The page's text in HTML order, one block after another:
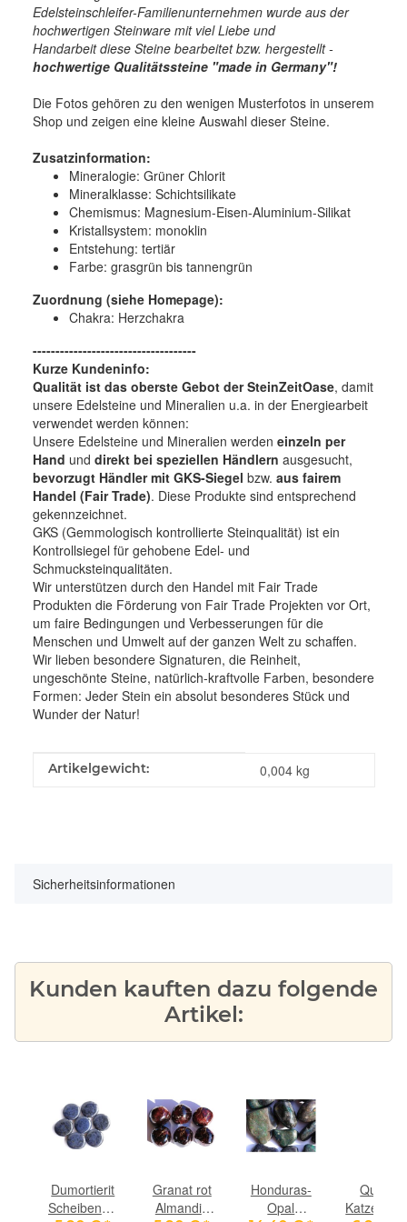
Edelsteinschleifer-Familienunternehmen wurde aus der
hochwertigen Steinware mit viel Liebe und
Handarbeit diese Steine bearbeitet bzw. hergestellt -
hochwertige Qualitätssteine "made in Germany"!
Die Fotos gehören zu den wenigen Musterfotos in unserem
Shop und zeigen eine kleine Auswahl dieser Steine.
Zusatzinformation:
Mineralogie: Grüner Chlorit
Mineralklasse: Schichtsilikate
Chemismus: Magnesium-Eisen-Aluminium-Silikat
Kristallsystem: monoklin
Entstehung: tertiär
Farbe: grasgrün bis tannengrün
Zuordnung (siehe Homepage):
Chakra: Herzchakra
------------------------------------
Kurze Kundeninfo:
Qualität ist das oberste Gebot der SteinZeitOase, damit
unsere Edelsteine und Mineralien u.a. in der Energiearbeit
verwendet werden können:
Unsere Edelsteine und Mineralien werden einzeln per
Hand und direkt bei speziellen Händlern ausgesucht,
bevorzugt Händler mit GKS-Siegel bzw. aus fairem
Handel (Fair Trade). Diese Produkte sind entsprechend
gekennzeichnet.
GKS (Gemmologisch kontrollierte Steinqualität) ist ein
Kontrollsiegel für gehobene Edel- und
Schmucksteinqualitäten.
Wir unterstützen durch den Handel mit Fair Trade
Produkten die Förderung von Fair Trade Projekten vor Ort,
um faire Bedingungen und Verbesserungen für die
Menschen und Umwelt auf der ganzen Welt zu schaffen.
Wir lieben besondere Signaturen, die Reinheit,
ungeschönte Steine, natürlich-kraftvolle Farben, besondere
Formen: Jeder Stein ein absolut besonderes Stück und
Wunder der Natur!
Produkteigenschaft
Wert
Artikelgewicht: 0,004 kg
Sicherheitsinformationen
Kunden kauften dazu folgende
Artikel:
Dumortierit
Scheibensteine
Granat rot
Almandin
Honduras-
Opal
Quarz-